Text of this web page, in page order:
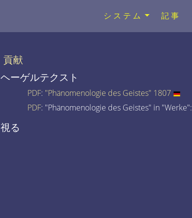
システム 記事
貢献
ヘーゲルテクスト
PDF: "Phänomenologie des Geistes" 1807
PDF: "Phänomenologie des Geistes" in "Werke":
視る